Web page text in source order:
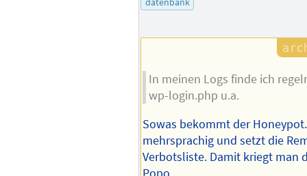
In meinen Logs finde ich
wp-login.php u.a.
Sowas bekommt der
mehrsprachig und setzt die
Verbotsliste. Damit kriegt man
Popo.